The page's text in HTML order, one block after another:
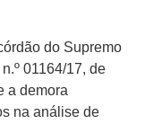
do Supremo
01164/17, de
a demora
na análise de